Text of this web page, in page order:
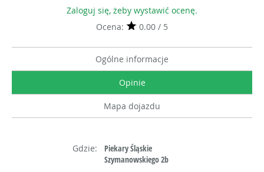
Zaloguj się, żeby wystawić ocenę.
Ocena:
0.00 / 5
Ogólne informacje
Opinie
Mapa dojazdu
Gdzie:
Piekary Śląskie
Szymanowskiego 2b